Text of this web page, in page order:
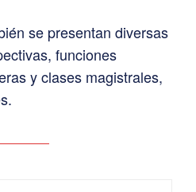
se presentan diversas
funciones
y clases magistrales,